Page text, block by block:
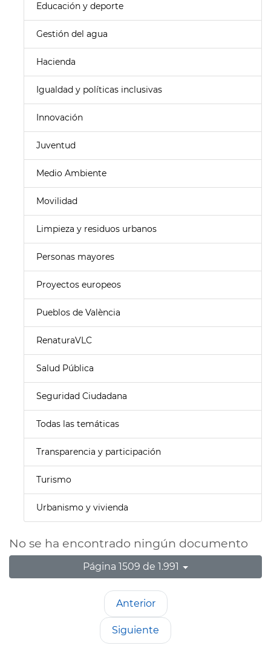
Educación y deporte
Gestión del agua
Hacienda
Igualdad y políticas inclusivas
Innovación
Juventud
Medio Ambiente
Movilidad
Limpieza y residuos urbanos
Personas mayores
Proyectos europeos
Pueblos de València
RenaturaVLC
Salud Pública
Seguridad Ciudadana
Todas las temáticas
Transparencia y participación
Turismo
Urbanismo y vivienda
No se ha encontrado ningún documento
Página 1509 de 1.991
Anterior
Siguiente